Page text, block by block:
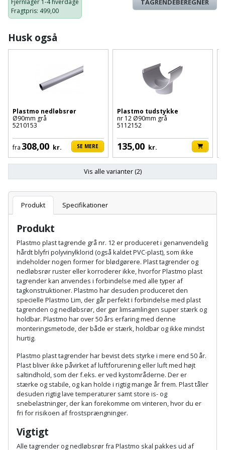
Plastlister
Rumdeler
Skruer,
bolte
og
møtrikker
Skunklem
Søm
Sternbeklædning
Tag
og
tagplader
Terrassebrædder
Terrasseopklodsning
Tråd
til
byggeri
Træ
Vinduer
Løfteudstyr
Målebånd
Markeringsværktøj
Murerværktøj
Nedstryger
Nøgleværktøj
Økse
Oliekande
Palleløfter
Polsøger
Profilsaks
Reb
og
snor
Renseservietter
og
wipes
Sækkelukker
Saks
Flisevibrator
Forlængerledning
Fugepistol
Gipsskruemaskine
Girafsliber
tilbehør
Høvl
Industristøvsuger
Kantfræser
Kantlimer
Kantlimertilbehør
Kap-
og
geringssav
Kerneboremaskine
Klammepistol
Kombokit
Gummibåd
kajak
Havepleje
Haveredskaber
og
tilbehør
Hegn
Højbede
Højtaler
Hylder
Jagt
og
fritid
Jul
Kaffe
Klæbesøm
Køkkenudstyr
Fjernlager 1-4 hverdage
Fragtpris: 499,00
TAGRENDEBEREGNER
Husk også
Plastmo nedløbsrør
Ø90mm grå
5210153
fra 308,00 kr. SE MERE
Plastmo tudstykke
nr 12 Ø90mm grå
5112152
135,00 kr.
Vis alle varianter (2)
Produkt Specifikationer
Produkt
Plastmo plast tagrende grå nr. 12 er produceret i genanvendelig
hårdt blyfri polyvinylklorid (også kaldet PVC-plast), som ikke
indeholder nogen former for blødgørere. Plast tagrender og
nedløbsrør ruster eller korroderer ikke, hvorfor Plastmo plast
tagrender kan anvendes i forbindelse med alle typer af
tagkonstruktioner. Plastmo har desuden produceret den
specielle Plastmo Lim, der går perfekt i forbindelse med plast
tagrenden og nedløbsrør, der gør limsamlingen super stærk og
holdbar. Plastmo har over 50 års erfaring med denne
monteringsmetode, der både er stærk, holdbar og ikke mindst
hurtig.
Plastmo plast tagrender har bevist dets styrke i mere end 50 år.
Plast bliver ikke påvirket af luftforurening eller luft med højt
saltindhold, som der f.eks. er ved kystområderne. Der er
stærke og stabile, og kan holde i rigtig mange år frem. Plast tåler
desuden rigtig lave temperaturer samt store is- og
snebelastninger, der kan forekomme om vinteren, hvor du er
fri for risikoen af frostsprængninger.
Vigtigt
Alle tagrender og nedløbsrør fra Plastmo skal pakkes ud af